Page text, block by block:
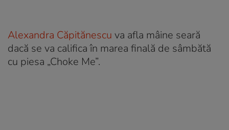
Alexandra Căpitănescu va afla mâine seară
dacă se va califica în marea finală de sâmbătă
cu piesa „Choke Me”.